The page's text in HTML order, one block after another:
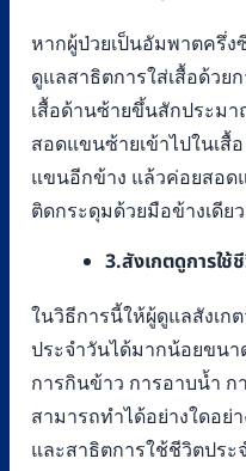
หากผู้ป่วยเป็นอัมพาตครึ่
ดูแลสาธิตการใส่เสื้อด้วย
เสื้อด้านซ้ายขึ้นสักประม
สอดแขนซ้ายเข้าไปในเสื้
แขนอีกข้าง แล้วค่อยสอด
ติดกระดุมด้วยมือข้างเดียว
3.สังเกตดูการใช้
ในวิธีการนี้ให้ผู้ดูแลสังเก
ประจำวันได้มากน้อยขนา
การกินข้าว การอาบน้ำ
สามารถทำได้อย่างใดอย่
และสาธิตการใช้ชีวิตประ